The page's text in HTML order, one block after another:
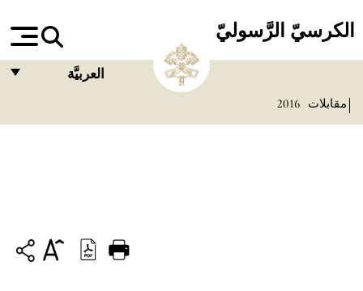
الكرسيّ الرَّسوليّ
العربيَّة
DEUTSCH
مقابلات 2016